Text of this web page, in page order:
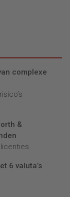
complexe
&
6 valuta’s